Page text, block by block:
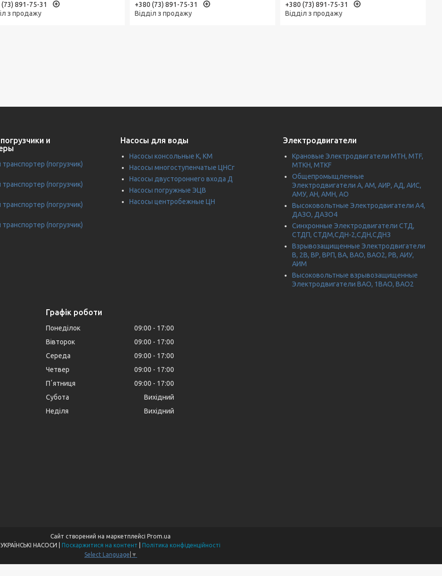
(73) 891-75-31
з продажу
+380 (73) 891-75-31
Відділ з продажу
+380 (73) 891-75-31
Відділ з продажу
и
(погрузчик)
(погрузчик)
(погрузчик)
(погрузчик)
Насосы для воды
Насосы консольные К, КМ
Насосы многоступенчатые ЦНСг
Насосы двустороннего входа Д
Насосы погружные ЭЦВ
Насосы центробежные ЦН
Электродвигатели
Крановые Электродвигатели МТН, MTF,
МТКН, MTKF
Общепромыщленные
Электродвигатели А, АМ, АИР, АД, АИС,
АМУ, АН, АМН, АО
Высоковольтные Электродвигатели А4,
ДАЗО, ДАЗО4
Синхронные Электродвигатели СТД,
СТДП, СТДМ,СДН-2,СДН,СДНЗ
Взрывозащищенные Электродвигатели
В, 2В, ВР, ВРП, ВА, ВАО, ВАО2, РВ, АИУ,
АИМ
Высоковольтные взрывозащищенные
Электродвигатели ВАО, 1ВАО, ВАО2
Графік роботи
Понеділок 09:00
17:00
Вівторок
09:00
17:00
Середа
09:00
17:00
Четвер
09:00
17:00
Пʼятниця
09:00
17:00
Субота
Вихідний
Неділя
Вихідний
Сайт створений на маркетплейсі Prom.ua
Поскаржитися на контент
Політика конфіденційності
Select Language ▼